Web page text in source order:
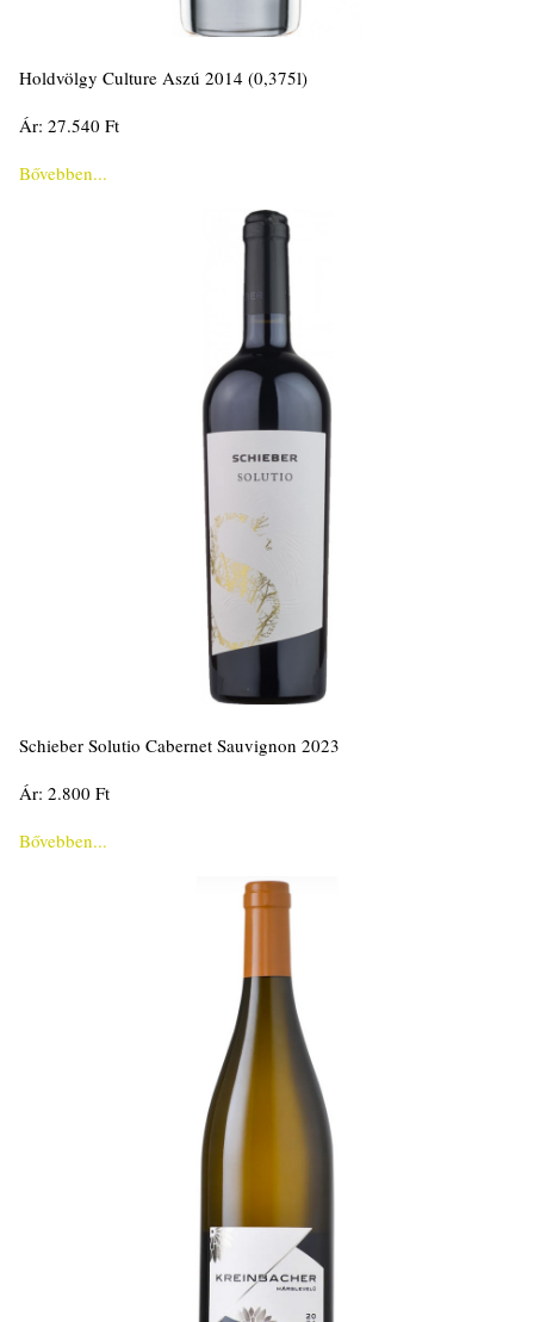
Holdvölgy Culture Aszú 2014 (0,375l)
Ár: 27.540 Ft
Bővebben...
Schieber Solutio Cabernet Sauvignon 2023
Ár: 2.800 Ft
Bővebben...